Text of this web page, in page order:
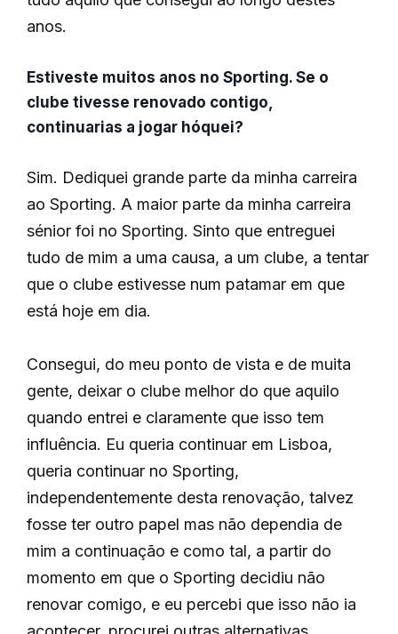
anos.
Estiveste muitos anos no Sporting. Se o
clube tivesse renovado contigo,
continuarias a jogar hóquei?
Sim. Dediquei grande parte da minha carreira
ao Sporting. A maior parte da minha carreira
sénior foi no Sporting. Sinto que entreguei
tudo de mim a uma causa, a um clube, a tentar
que o clube estivesse num patamar em que
está hoje em dia.
Consegui, do meu ponto de vista e de muita
gente, deixar o clube melhor do que aquilo
quando entrei e claramente que isso tem
influência. Eu queria continuar em Lisboa,
queria continuar no Sporting,
independentemente desta renovação, talvez
fosse ter outro papel mas não dependia de
mim a continuação e como tal, a partir do
momento em que o Sporting decidiu não
renovar comigo, e eu percebi que isso não ia